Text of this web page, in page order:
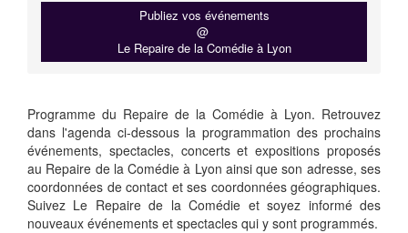
Publiez vos événements
@
Le Repaire de la Comédie à Lyon
Programme du Repaire de la Comédie à Lyon. Retrouvez
dans l'agenda ci-dessous la programmation des prochains
événements, spectacles, concerts et expositions proposés
au Repaire de la Comédie à Lyon ainsi que son adresse, ses
coordonnées de contact et ses coordonnées géographiques.
Suivez Le Repaire de la Comédie et soyez informé des
nouveaux événements et spectacles qui y sont programmés.